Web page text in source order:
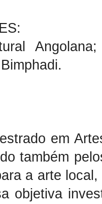
em
também
a arte
objetiva